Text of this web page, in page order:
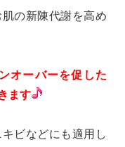
の新陳代謝を高め
オーバーを促した
ます
ビなどにも適用し